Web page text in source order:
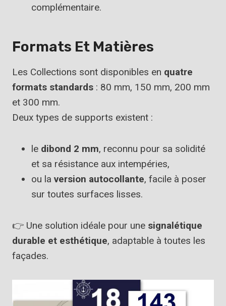
complémentaire.
Formats Et Matières
Les Collections sont disponibles en quatre
formats standards : 80 mm, 150 mm, 200 mm
et 300 mm.
Deux types de supports existent :
le dibond 2 mm, reconnu pour sa solidité
et sa résistance aux intempéries,
ou la version autocollante, facile à poser
sur toutes surfaces lisses.
👉 Une solution idéale pour une signalétique
durable et esthétique, adaptable à toutes les
façades.